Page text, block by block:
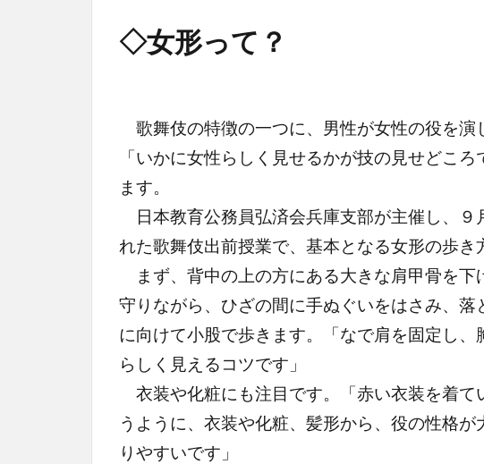
◇女形って？
歌舞伎の特徴の一つに、男性が女性の役を演
「いかに女性らしく見せるかが技の見せどこ
ます。
日本教育公務員弘済会兵庫支部が主催し、９
れた歌舞伎出前授業で、基本となる女形の歩き
まず、背中の上の方にある大きな肩甲骨を下
守りながら、ひざの間に手ぬぐいをはさみ、
に向けて小股で歩きます。「なで肩を固定し
らしく見えるコツです」
衣装や化粧にも注目です。「赤い衣装を着
うように、衣装や化粧、髪形から、役の性格
りやすいです」